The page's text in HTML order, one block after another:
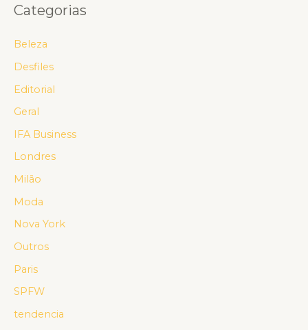
Categorias
Beleza
Desfiles
Editorial
Geral
IFA Business
Londres
Milão
Moda
Nova York
Outros
Paris
SPFW
tendencia